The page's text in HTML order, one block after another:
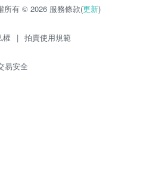
所有 © 2026 服務條款(更新)
權 | 拍賣使用規範
易安全